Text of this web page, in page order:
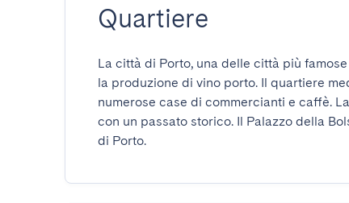
Quartiere
La città di Porto, una delle città più
la produzione di vino porto. Il quartiere
numerose case di commercianti e caffè.
con un passato storico. Il Palazzo della
di Porto.